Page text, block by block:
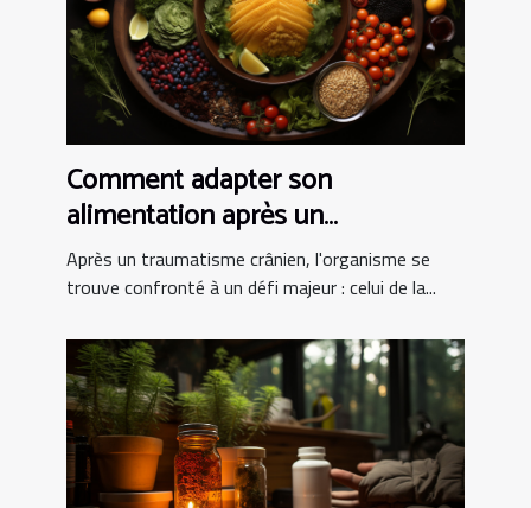
Comment adapter son
alimentation après un
traumatisme crânien pour
favoriser la récupération
Après un traumatisme crânien, l'organisme se
trouve confronté à un défi majeur : celui de la...